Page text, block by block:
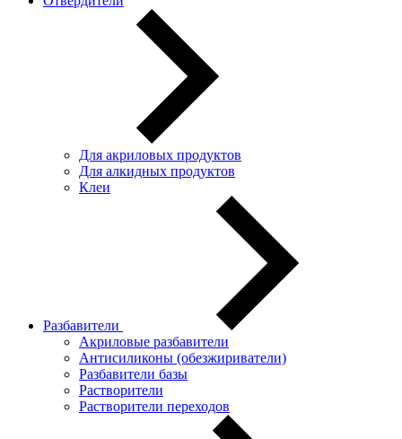
Для акриловых продуктов
Для алкидных продуктов
Клеи
Разбавители
Акриловые разбавители
Антисиликоны (обезжириватели)
Разбавители базы
Растворители
Растворители переходов